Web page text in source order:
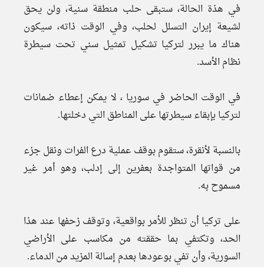
في هذة الحالة، ستبقى حلب منطقة سنية، ولن يحق
لشيعة إيران التسلل لحلب، وفي الوقت ذاته، سيكون
هناك ما يبرر لتركيا تشكيل تمثيل سني تحت سيطرة
نظام الأسد.
في الوقت الحاضر في سوريا ، لا يمكن إعطاء ضمانات
لتركيا بإبقاء سيطرتها على المناطق التي دخلتها.
بالنسبة لأنقرة، ستقوم بوقف عملية درع الفرات ونقل جزء
من قواتها المتواجدة بعفرين إلى إدلب، وهو أمر غير
مسموح به.
على تركيا أن تنظر للأمر بواقعية، وتوقف زحفها عند هذا
الحد، وتكتفي بما حققته من مكاسب على الأراضي
السورية، وأن تفي بوعودها بعدم إسالة المزيد من الدماء.